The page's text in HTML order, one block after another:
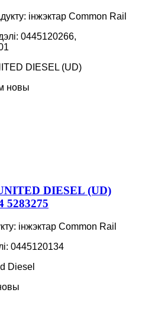
інжэктар Common Rail
0445120266,
DIESEL (UD)
новы
DIESEL (UD)
5283275
інжэктар Common Rail
0445120134
Diesel